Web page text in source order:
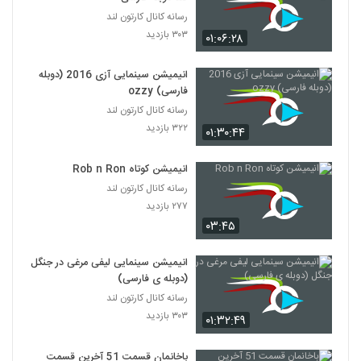
120 (کامل)
۲۲۰ بازدید
(کامل)
۲۴۴ بازدید
123 (کامل)
(کامل)
۲۱۵ بازدید
۰۱:۰۶:۲۸
رسانه کانال کارتون لند
۳۰۳ بازدید
۰۱:۳۰:۴۴
انیمیشن سینمایی آزی 2016 (دوبله
فارسی) ozzy
رسانه کانال کارتون لند
۳۲۲ بازدید
۰۳:۴۵
انیمیشن کوتاه Rob n Ron
رسانه کانال کارتون لند
۲۷۷ بازدید
۰۱:۳۲:۴۹
انیمیشن سینمایی لیفی مرغی در جنگل
(دوبله ی فارسی)
رسانه کانال کارتون لند
۳۰۳ بازدید
باخانمان قسمت 51 آخرین قسمت